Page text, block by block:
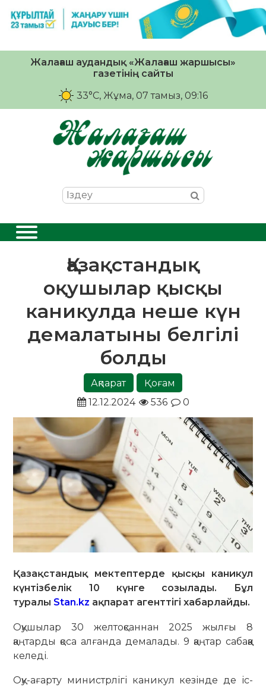
Жалағаш аудандық «Жалағаш жаршысы»
газетінің сайты
33°C, Жұма, 07 тамыз, 09:16
Қазақстандық
оқушылар қысқы
каникулда неше күн
демалатыны белгілі
болды
Ақпарат
Қоғам
12.12.2024
536 0
Қазақстандық мектептерде қысқы каникул
күнтізбелік 10 күнге созылады. Бұл
туралы Stan.kz ақпарат агенттігі хабарлайды.
Оқушылар 30 желтоқсаннан 2025 жылғы 8
қаңтарды қоса алғанда демалады. 9 қаңтар сабаққа
келеді.
Оқу-ағарту министрлігі каникул кезінде де іс-